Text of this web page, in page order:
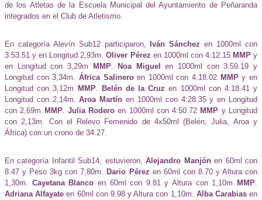
de los Atletas de la Escuela Municipal del Ayuntamiento de Peñaranda
integrados en el Club de Atletismo.
En categoría Alevín Sub12 participaron, Iván Sánchez en 1000ml con
3:53.51 y en Longitud 2,93m.Oliver Pérez en 1000ml con 4:12.15 MMPy
en Longitud con 3,29m
MMP. Noa Miguel
en 1000ml con 3:59.19 y
Longitud con 3,34m. África Salineroen 1000ml con 4:18.02 MMPy en
Longitud con 3,12m
MMP. Belén de la Cruz en 1000ml con 4:18.41 y
Longitud con 2,14m.Aroa Martín en 1000ml con 4:28.35 y en Longitud
con 2,69m MMP. Julia Rodero en 1000ml con 4:50.72 MMP y Longitud
con 2,13m. Con el Relevo Femenido de 4x50ml (Belén, Julia, Aroa y
África) con un crono de 34.27.
En categoría Infantil Sub14, estuvieron,Alejandro Manjónen 60ml con
8.47 y Peso 3kg con 7,80m. Dario Pérez en 60ml con 8.70 y Altura con
1,30m. Cayetana Blanco en 60ml con 9.81 y Altura con 1,10m MMP.
Adriana Alfayate en 60ml con 9.98 y Altura con 1,10m. Alba Carabiasen